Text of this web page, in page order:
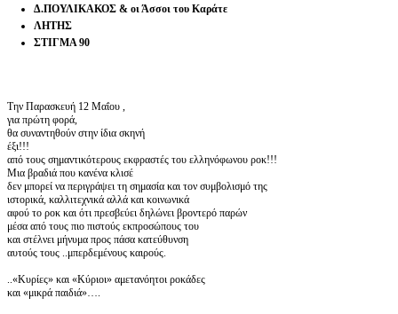
Δ.ΠΟΥΛΙΚΑΚΟΣ & οι Άσσοι του Καράτε
ΛΗΤΗΣ
ΣΤΙΓΜΑ 90
Την Παρασκευή 12 Μαΐου ,
για πρώτη φορά,
θα συναντηθούν στην ίδια σκηνή
έξι!!!
από τους σημαντικότερους εκφραστές του ελληνόφωνου ροκ!!!
Μια βραδιά που κανένα κλισέ
δεν μπορεί να περιγράψει τη σημασία και τον συμβολισμό της
ιστορικά, καλλιτεχνικά αλλά και κοινωνικά
αφού το ροκ και ότι πρεσβεύει δηλώνει βροντερό παρών
μέσα από τους πιο πιστούς εκπροσώπους του
και στέλνει μήνυμα προς πάσα κατεύθυνση
αυτούς τους ..μπερδεμένους καιρούς.
..«Κυρίες» και «Κύριοι» αμετανόητοι ροκάδες
και «μικρά παιδιά»….